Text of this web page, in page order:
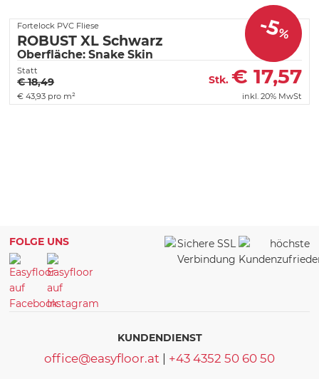
-5%
Fortelock PVC Fliese
ROBUST XL Schwarz
Oberfläche: Snake Skin
Statt
€ 18,49 Stk. € 17,57
€ 43,93 pro m² inkl. 20% MwSt
FOLGE UNS
KUNDENDIENST
office@easyfloor.at +43 4352 50 60 50